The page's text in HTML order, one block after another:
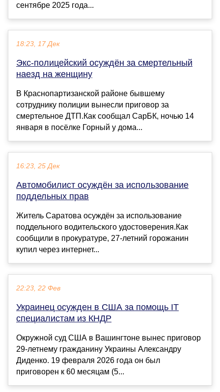
сентябре 2025 года...
18:23, 17 Дек
Экс-полицейский осуждён за смертельный
наезд на женщину
В Краснопартизанской районе бывшему
сотруднику полиции вынесли приговор за
смертельное ДТП.Как сообщал СарБК, ночью 14
января в посёлке Горный у дома...
16:23, 25 Дек
Автомобилист осуждён за использование
поддельных прав
Житель Саратова осуждён за использование
поддельного водительского удостоверения.Как
сообщили в прокуратуре, 27-летний горожанин
купил через интернет...
22:23, 22 Фев
Украинец осужден в США за помощь IT
специалистам из КНДР
Окружной суд США в Вашингтоне вынес приговор
29-летнему гражданину Украины Александру
Диденко. 19 февраля 2026 года он был
приговорен к 60 месяцам (5...